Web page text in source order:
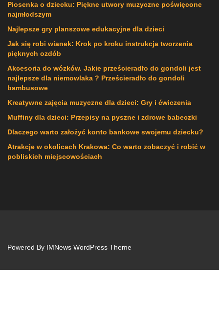
Piosenka o dziecku: Piękne utwory muzyczne poświęcone
najmłodszym
Najlepsze gry planszowe edukacyjne dla dzieci
Jak się robi wianek: Krok po kroku instrukcja tworzenia
pięknych ozdób
Akcesoria do wózków. Jakie prześcieradło do gondoli jest
najlepsze dla niemowlaka ? Prześcieradło do gondoli
bambusowe
Kreatywne zajęcia muzyczne dla dzieci: Gry i ćwiczenia
Muffiny dla dzieci: Przepisy na pyszne i zdrowe babeczki
Dlaczego warto założyć konto bankowe swojemu dziecku?
Atrakcje w okolicach Krakowa: Co warto zobaczyć i robić w
pobliskich miejscowościach
Powered By IMNews WordPress Theme